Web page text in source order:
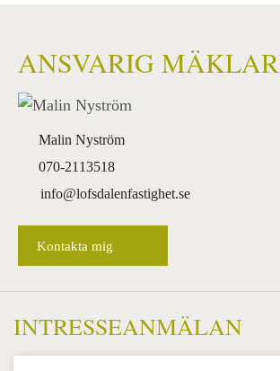
ANSVARIG
Malin Nyström
070-2113518
info@lofsdalenfastighet.se
Kontakta mig
INTRESSEANMÄLAN